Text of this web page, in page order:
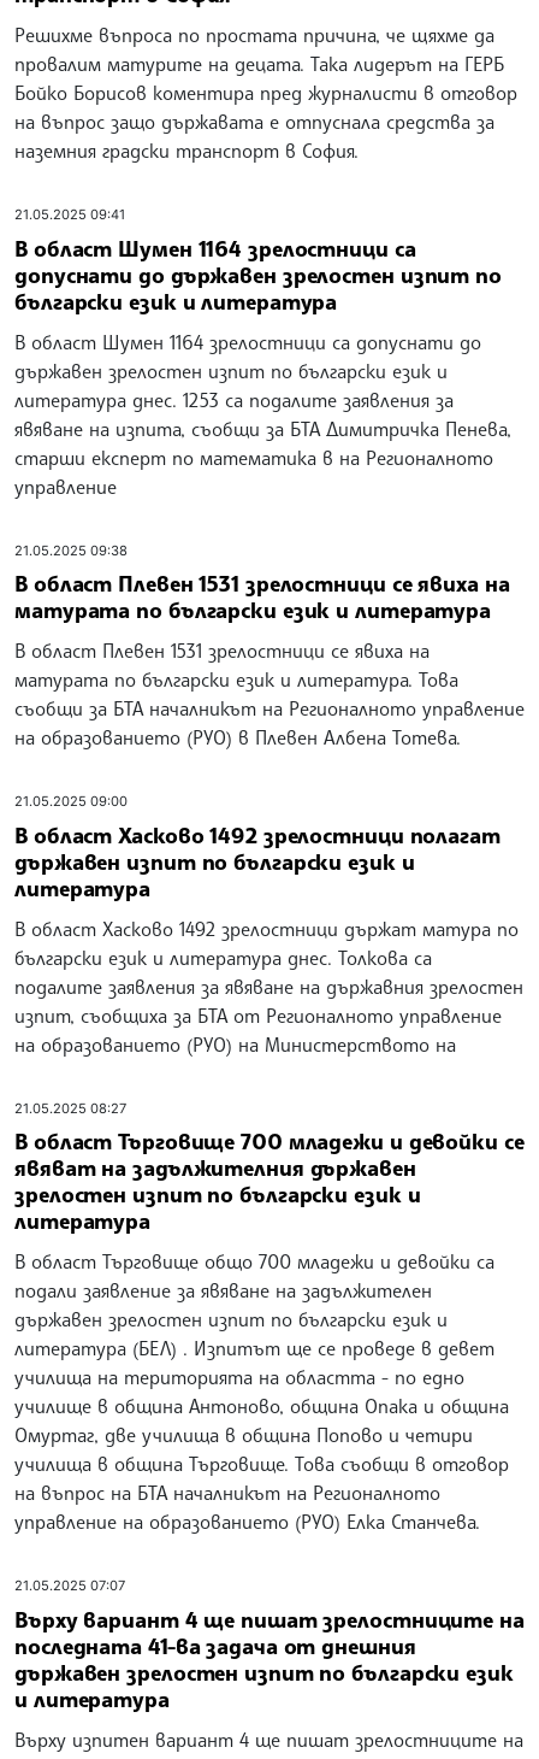
Решихме въпроса по простата причина, че щяхме да
провалим матурите на децата. Така лидерът на ГЕРБ
Бойко Борисов коментира пред журналисти в отговор
на въпрос защо държавата е отпуснала средства за
наземния градски транспорт в София.
21.05.2025 09:41
В област Шумен 1164 зрелостници са
допуснати до държавен зрелостен изпит по
български език и литература
В област Шумен 1164 зрелостници са допуснати до
държавен зрелостен изпит по български език и
литература днес. 1253 са подалите заявления за
явяване на изпита, съобщи за БТА Димитричка Пенева,
старши експерт по математика в на Регионалното
управление
21.05.2025 09:38
В област Плевен 1531 зрелостници се явиха на
матурата по български език и литература
В област Плевен 1531 зрелостници се явиха на
матурата по български език и литература. Това
съобщи за БТА началникът на Регионалното управление
на образованието (РУО) в Плевен Албена Тотева.
21.05.2025 09:00
В област Хасково 1492 зрелостници полагат
държавен изпит по български език и
литература
В област Хасково 1492 зрелостници държат матура по
български език и литература днес. Толкова са
подалите заявления за явяване на държавния зрелостен
изпит, съобщиха за БТА от Регионалното управление
на образованието (РУО) на Министерството на
21.05.2025 08:27
В област Търговище 700 младежи и девойки се
явяват на задължителния държавен
зрелостен изпит по български език и
литература
В област Търговище общо 700 младежи и девойки са
подали заявление за явяване на задължителен
държавен зрелостен изпит по български език и
литература (БЕЛ) . Изпитът ще се проведе в девет
училища на територията на областта - по едно
училище в община Антоново, община Опака и община
Омуртаг, две училища в община Попово и четири
училища в община Търговище. Това съобщи в отговор
на въпрос на БТА началникът на Регионалното
управление на образованието (РУО) Елка Станчева.
21.05.2025 07:07
Върху вариант 4 ще пишат зрелостниците на
последната 41-ва задача от днешния
държавен зрелостен изпит по български език
и литература
Върху изпитен вариант 4 ще пишат зрелостниците на